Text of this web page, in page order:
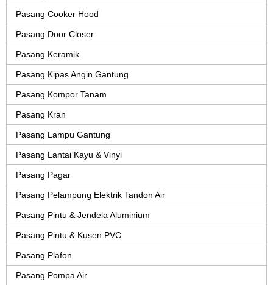
Pasang Cooker Hood
Pasang Door Closer
Pasang Keramik
Pasang Kipas Angin Gantung
Pasang Kompor Tanam
Pasang Kran
Pasang Lampu Gantung
Pasang Lantai Kayu & Vinyl
Pasang Pagar
Pasang Pelampung Elektrik Tandon Air
Pasang Pintu & Jendela Aluminium
Pasang Pintu & Kusen PVC
Pasang Plafon
Pasang Pompa Air